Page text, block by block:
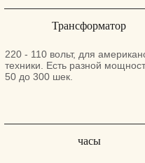
Трансформатор
220 - 110 вольт, для
техники. Есть разной
50 до 300 шек.
часы